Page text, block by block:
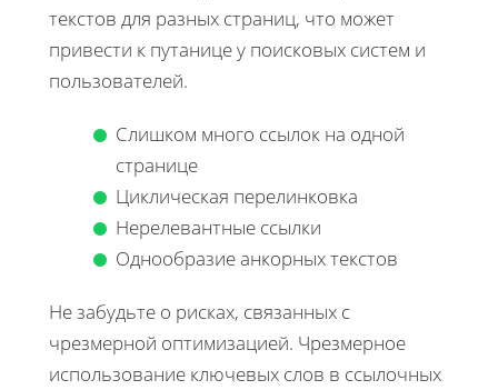
текстов для разных страниц, что может
привести к путанице у поисковых систем и
пользователей.
Слишком много ссылок на одной
странице
Циклическая перелинковка
Нерелевантные ссылки
Однообразие анкорных текстов
Не забудьте о рисках, связанных с
чрезмерной оптимизацией. Чрезмерное
использование ключевых слов в ссылочных